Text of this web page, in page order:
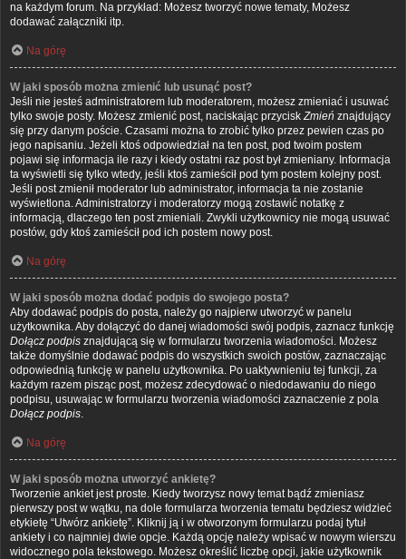
na każdym forum. Na przykład: Możesz tworzyć nowe tematy, Możesz
dodawać załączniki itp.
Na górę
W jaki sposób można zmienić lub usunąć post?
Jeśli nie jesteś administratorem lub moderatorem, możesz zmieniać i usuwać
tylko swoje posty. Możesz zmienić post, naciskając przyciskZmień znajdujący
się przy danym poście. Czasami można to zrobić tylko przez pewien czas po
jego napisaniu. Jeżeli ktoś odpowiedział na ten post, pod twoim postem
pojawi się informacja ile razy i kiedy ostatni raz post był zmieniany. Informacja
ta wyświetli się tylko wtedy, jeśli ktoś zamieścił pod tym postem kolejny post.
Jeśli post zmienił moderator lub administrator, informacja ta nie zostanie
wyświetlona. Administratorzy i moderatorzy mogą zostawić notatkę z
informacją, dlaczego ten post zmieniali. Zwykli użytkownicy nie mogą usuwać
postów, gdy ktoś zamieścił pod ich postem nowy post.
Na górę
W jaki sposób można dodać podpis do swojego posta?
Aby dodawać podpis do posta, należy go najpierw utworzyć w panelu
użytkownika. Aby dołączyć do danej wiadomości swój podpis, zaznacz funkcję
Dołącz podpis znajdującą się w formularzu tworzenia wiadomości. Możesz
także domyślnie dodawać podpis do wszystkich swoich postów, zaznaczając
odpowiednią funkcję w panelu użytkownika. Po uaktywnieniu tej funkcji, za
każdym razem pisząc post, możesz zdecydować o niedodawaniu do niego
podpisu, usuwając w formularzu tworzenia wiadomości zaznaczenie z pola
Dołącz podpis.
Na górę
W jaki sposób można utworzyć ankietę?
Tworzenie ankiet jest proste. Kiedy tworzysz nowy temat bądź zmieniasz
pierwszy post w wątku, na dole formularza tworzenia tematu będziesz widzieć
etykietę “Utwórz ankietę”. Kliknij ją i w otworzonym formularzu podaj tytuł
ankiety i co najmniej dwie opcje. Każdą opcję należy wpisać w nowym wierszu
widocznego pola tekstowego. Możesz określić liczbę opcji, jakie użytkownik